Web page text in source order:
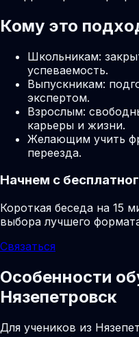
Кому это
Школьникам:
успеваемость.
Выпускникам:
экспертом.
Взрослым:
карьеры и жизни.
Желающим учить
переезда.
Начнем с
Короткая беседа на 15
выбора лучшего
Связаться
Особенности
Нязепетровск
Для учеников из